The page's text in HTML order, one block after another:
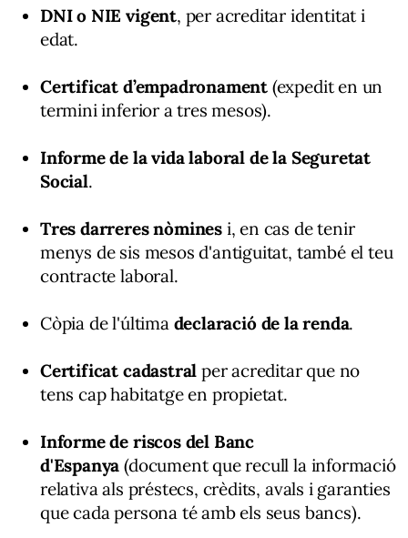
DNI o NIE vigent, per acreditar identitat i
edat.
Certificat d’empadronament (expedit en un
termini inferior a tres mesos).
Informe de la vida laboral de la Seguretat
Social.
Tres darreres nòmines i, en cas de tenir
menys de sis mesos d'antiguitat, també el teu
contracte laboral.
Còpia de l'última declaració de la renda.
Certificat cadastral per acreditar que no
tens cap habitatge en propietat.
Informe de riscos del Banc
d'Espanya (document que recull la informació
relativa als préstecs, crèdits, avals i garanties
que cada persona té amb els seus bancs).